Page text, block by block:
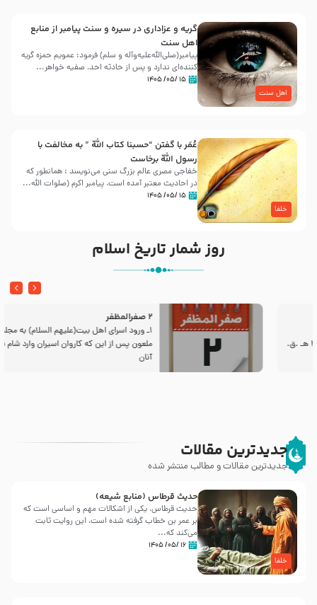
اهل سنت
گریه و عزاداری در سیره و سنت پیامبر از منابع
اهل سنت
پیامبر(صلی‌الله‌علیه‌وآله و سلم) فرمود: عمویم حمزه گریه
کننده‌ای ندارد و پس از حادثه احد، صفیه خواهر...
۱۵ /۰۵/ ۱۴۰۵
خلفا
عُمَر با گفتن “حسبنا كتاب اللّه ” به مخالفت با
رسول اللّه برخاست
خفاجی مصری عالم بزرگ سنی می‌نویسد : همانطور که
در احادیث معتبر آمده است، پیامبر اکرم (صلوات اللّه...
۱۵ /۰۵/ ۱۴۰۵
روز شمار تاریخ اسلام
2 صفرالمظفر
1ـ ورود اسراى اهل بیت‌(علیهم السلام) به مجلس یزید
ملعون پس از این كه كاروان اسیران وارد شام شدند،
جدیدترین مقالات
جدیدترین مقالات و مطالب منتشر شده
خلفا
حدیث قرطاس (منابع شیعه)
حدیث قرطاس، یکی از اشکالات مهم و اساسی است که
بر عمر بن خطاب گرفته شده است، این روایت ثابت
می‌کند که...
۱۶ /۰۵/ ۱۴۰۵